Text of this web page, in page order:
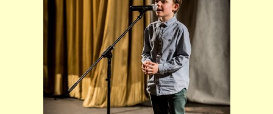
GALERIE
VIDEA - FILMOVÁ TVORBA